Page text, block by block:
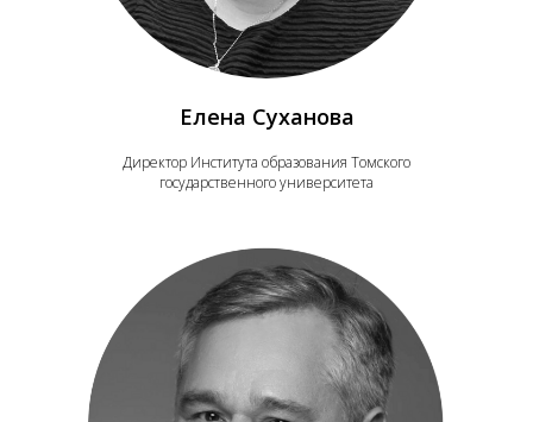
Елена Суханова
Директор Института образования Томского
государственного университета